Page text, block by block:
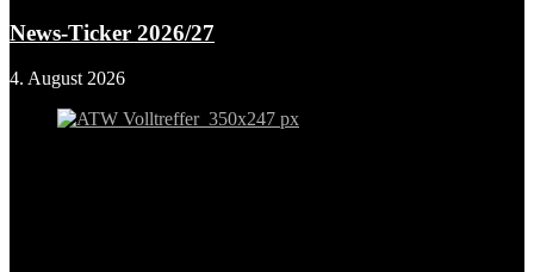
News-Ticker 2026/27
4. August 2026